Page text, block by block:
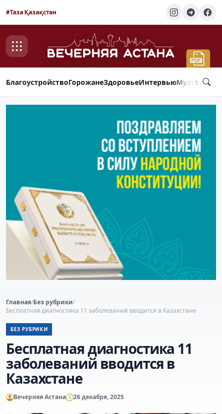
#Таза Қазақстан
БлагоустройствоГорожанеЗдоровьеИнтервью
Главная/Без рубрики/
Бесплатная диагностика 11 заболеваний вводится в Казахстане
БЕЗ РУБРИКИ
Бесплатная диагностика 11
заболеваний вводится в
Казахстане
Вечерняя Астана 26 декабря, 2025